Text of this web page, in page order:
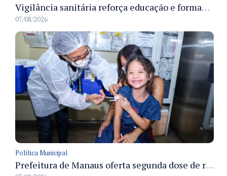
Vigilância sanitária reforça educação e formação de médicos em Manaus na Semana da Vigilância 2026
07/08/2026
Política Municipal
Prefeitura de Manaus oferta segunda dose de reforço da vacina contra a poliomielite para crianças de 4 anos durante Campanha de Multivacinação 2026